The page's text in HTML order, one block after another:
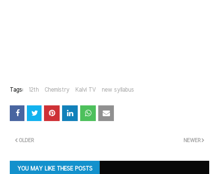
Tags: 12th Chemistry Kalvi TV new syllabus
NEWER
OLDER
YOU MAY LIKE THESE POSTS